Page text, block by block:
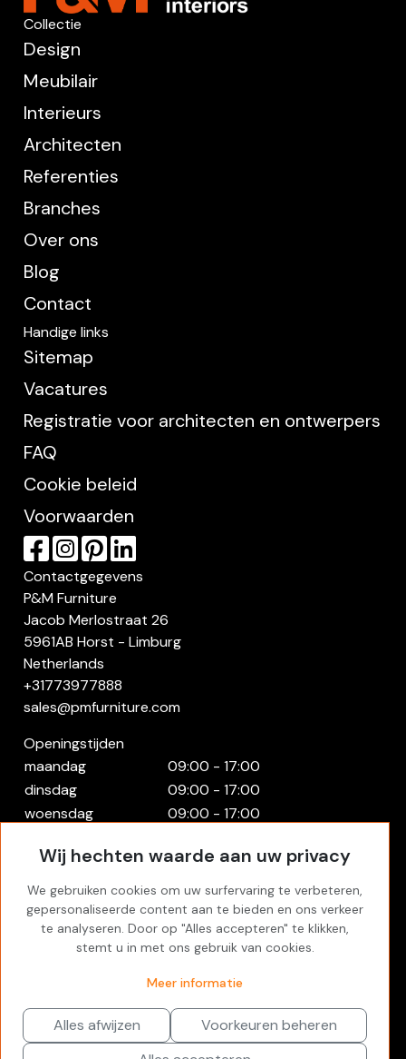
Collectie
Design
Meubilair
Interieurs
Architecten
Referenties
Branches
Over ons
Blog
Contact
Handige links
Sitemap
Vacatures
Registratie voor architecten en ontwerpers
FAQ
Cookie beleid
Voorwaarden
Contactgegevens
P&M Furniture
Jacob Merlostraat 26
5961AB Horst - Limburg
Netherlands
+31773977888
sales@pmfurniture.com
Openingstijden
maandag
09:00 - 17:00
dinsdag
09:00 - 17:00
woensdag
09:00 - 17:00
vrijdag
09:00 - 17:00
zaterdag
Gesloten
zondag
Gesloten
Rekening
Inloggen
Wij hechten waarde aan uw privacy
We gebruiken cookies om uw surfervaring te verbeteren,
gepersonaliseerde content aan te bieden en ons verkeer
te analyseren. Door op "Alles accepteren" te klikken,
stemt u in met ons gebruik van cookies.
Meer informatie
Alles afwijzen
Voorkeuren beheren